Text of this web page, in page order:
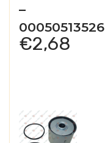
–
00050513526
€2,68